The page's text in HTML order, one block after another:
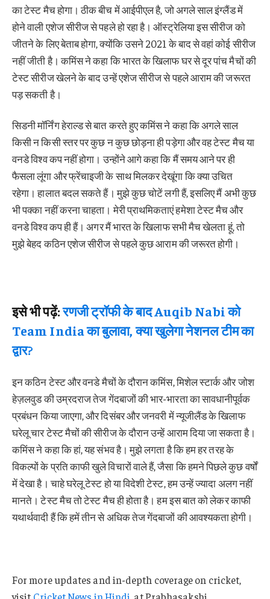
का टेस्ट मैच होगा। ठीक बीच में आईपीएल है, जो अगले साल इंग्लैंड में
होने वाली एशेज सीरीज से पहले हो रहा है। ऑस्ट्रेलिया इस सीरीज को
जीतने के लिए बेताब होगा, क्योंकि उसने 2021 के बाद से वहां कोई सीरीज
नहीं जीती है। कमिंस ने कहा कि भारत के खिलाफ घर से दूर पांच मैचों की
टेस्ट सीरीज खेलने के बाद उन्हें एशेज सीरीज से पहले आराम की जरूरत
पड़ सकती है।
सिडनी मॉर्निंग हेराल्ड से बात करते हुए कमिंस ने कहा कि अगले साल
किसी न किसी स्तर पर कुछ न कुछ छोड़ना ही पड़ेगा और वह टेस्ट मैच या
वनडे विश्व कप नहीं होगा। उन्होंने आगे कहा कि मैं समय आने पर ही
फैसला लूंगा और फ्रेंचाइजी के साथ मिलकर देखूंगा कि क्या उचित
रहेगा। हालात बदल सकते हैं। मुझे कुछ चोटें लगी हैं, इसलिए मैं अभी कुछ
भी पक्का नहीं करना चाहता। मेरी प्राथमिकताएं हमेशा टेस्ट मैच और
वनडे विश्व कप ही हैं। अगर मैं भारत के खिलाफ सभी मैच खेलता हूं, तो
मुझे बेहद कठिन एशेज सीरीज से पहले कुछ आराम की जरूरत होगी।
इसे भी पढ़ें:रणजी ट्रॉफी के बाद Auqib Nabi को
Team India का बुलावा, क्या खुलेगा नेशनल टीम का
द्वार?
इन कठिन टेस्ट और वनडे मैचों के दौरान कमिंस, मिशेल स्टार्क और जोश
हेज़लवुड की उम्रदराज तेज गेंदबाजों की भार-भारता का सावधानीपूर्वक
प्रबंधन किया जाएगा, और दिसंबर और जनवरी में न्यूजीलैंड के खिलाफ
घरेलू चार टेस्ट मैचों की सीरीज के दौरान उन्हें आराम दिया जा सकता है।
कमिंस ने कहा कि हां, यह संभव है। मुझे लगता है कि हम हर तरह के
विकल्पों के प्रति काफी खुले विचारों वाले हैं, जैसा कि हमने पिछले कुछ वर्षों
में देखा है। चाहे घरेलू टेस्ट हो या विदेशी टेस्ट, हम उन्हें ज्यादा अलग नहीं
मानते। टेस्ट मैच तो टेस्ट मैच ही होता है। हम इस बात को लेकर काफी
यथार्थवादी हैं कि हमें तीन से अधिक तेज गेंदबाजों की आवश्यकता होगी।
For more updates and in-depth coverage on cricket,